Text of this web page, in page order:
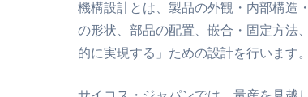
機構設計とは、製品の外観・内部構造
の形状、部品の配置、嵌合・固定方法
的に実現する」ための設計を行います。